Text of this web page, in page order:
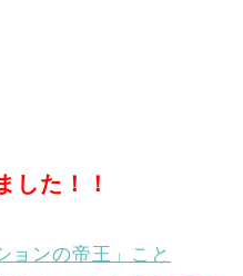
した！！
ョンの帝王」こと